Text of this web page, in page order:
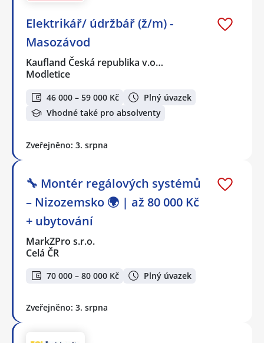
Elektrikář/ údržbář (ž/m) -
Masozávod
Kaufland Česká republika v.o…
Modletice
46 000 – 59 000 Kč
Plný úvazek
Vhodné také pro absolventy
Zveřejněno: 3. srpna
🔧 Montér regálových systémů
– Nizozemsko 🌍 | až 80 000 Kč
+ ubytování
MarkZPro s.r.o.
Celá ČR
70 000 – 80 000 Kč Plný úvazek
Zveřejněno: 3. srpna